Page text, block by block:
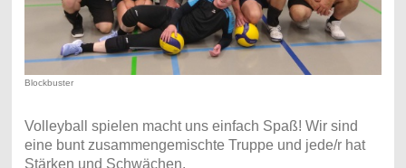
Blockbuster
Volleyball spielen macht uns einfach Spaß! Wir sind
eine bunt zusammengemischte Truppe und jede/r hat
Stärken und Schwächen.